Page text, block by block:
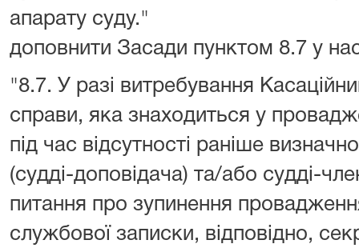
апарату суду."
доповнити Засади пунктом 8.7 у
"8.7. У разі витребування
справи, яка знаходиться у
під час відсутності раніше
(судді-доповідача) та/або судді-
питання про зупинення
службової записки, відповідно,